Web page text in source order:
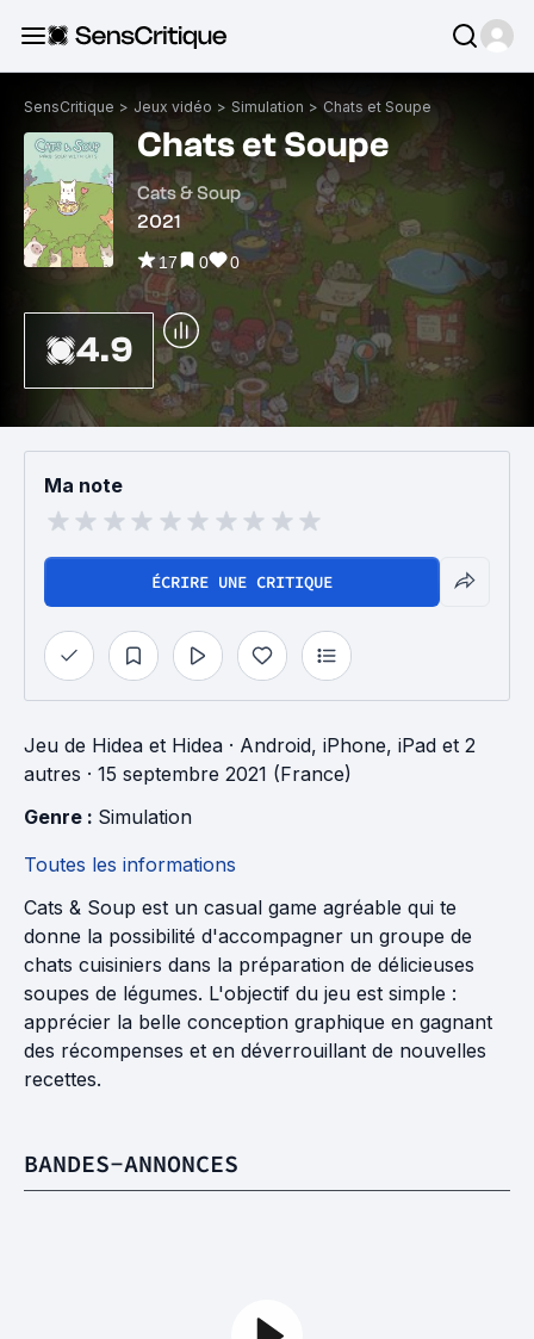
SensCritique > Jeux vidéo > Simulation > Chats et Soupe
Chats et Soupe
Cats & Soup
2021
17 0 0
4.9
Ma note
ÉCRIRE UNE CRITIQUE
Jeu de Hidea et Hidea · Android, iPhone, iPad et 2
autres · 15 septembre 2021 (France)
Genre : Simulation
Toutes les informations
Cats & Soup est un casual game agréable qui te
donne la possibilité d'accompagner un groupe de
chats cuisiniers dans la préparation de délicieuses
soupes de légumes. L'objectif du jeu est simple :
apprécier la belle conception graphique en gagnant
des récompenses et en déverrouillant de nouvelles
recettes.
BANDES-ANNONCES